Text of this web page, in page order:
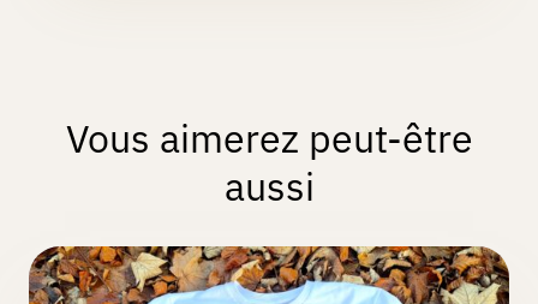
Vous aimerez peut-être
aussi